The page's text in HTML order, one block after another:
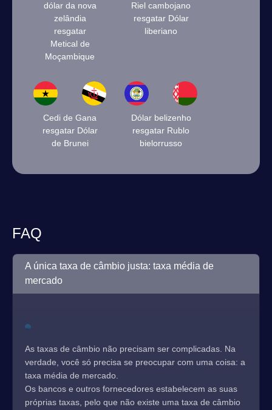
dólar da nova
zelândia
resgatar
Metical de
Moçambique
Riel cambojano
resgatar Dólar
liberiano
Cedi de Gana
resgatar Dólar
de Brunei
Dólar belizenho
resgatar Rublo
bielorrusso
FAQ
A única taxa de câmbio justa: taxa média de
mercado
As taxas de câmbio não precisam ser complicadas. Na
verdade, você só precisa se preocupar com uma coisa: a
taxa média de mercado.
Os bancos e outros fornecedores estabelecem as suas
próprias taxas, pelo que não existe uma taxa de câmbio